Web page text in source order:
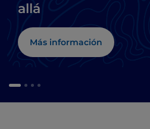
allá
Más información